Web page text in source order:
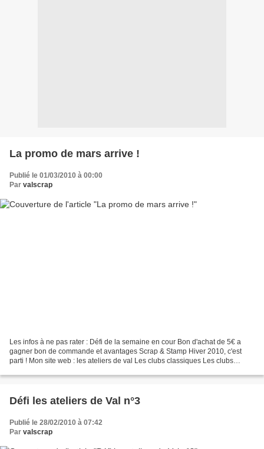
La promo de mars arrive !
Publié le 01/03/2010 à 00:00
Par valscrap
Les infos à ne pas rater : Défi de la semaine en cour Bon d'achat de 5€ a
gagner bon de commande et avantages Scrap & Stamp Hiver 2010, c'est
parti ! Mon site web : les ateliers de val Les clubs classiques Les clubs
Défi les ateliers de Val n°3
Publié le 28/02/2010 à 07:42
Par valscrap